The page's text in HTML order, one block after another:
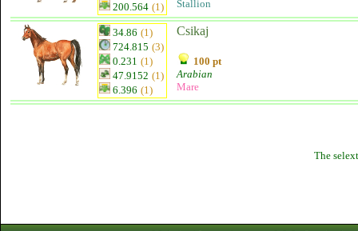
200.564 (1)
Stallion
34.86 (1)
724.815 (3)
0.231 (1)
47.9152 (1)
6.396 (1)
Csikaj
100 pt
Arabian
Mare
The